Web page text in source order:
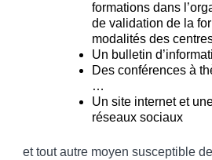
formations dans
de validation de la
modalités des
Un bulletin
Des conférences à
…
Un site internet et
réseaux sociaux
et tout autre moyen susceptible